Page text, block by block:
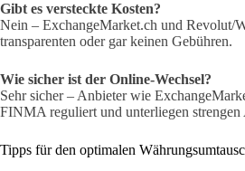
Gibt es versteckte Kosten?
Nein – ExchangeMarket.ch und Revolut/
transparenten oder gar keinen Gebühren.
Wie sicher ist der Online-Wechsel?
Sehr sicher – Anbieter wie
FINMA reguliert und unterliegen strengen
Tipps für den optimalen